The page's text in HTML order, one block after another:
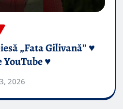
„Fata Gilivană” ♥️
♥️
2026